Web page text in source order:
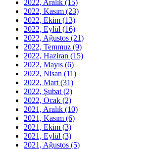
2022, Aralık (15)
2022, Kasım (23)
2022, Ekim (13)
2022, Eylül (16)
2022, Ağustos (21)
2022, Temmuz (9)
2022, Haziran (15)
2022, Mayıs (6)
2022, Nisan (11)
2022, Mart (31)
2022, Şubat (2)
2022, Ocak (2)
2021, Aralık (10)
2021, Kasım (6)
2021, Ekim (3)
2021, Eylül (3)
2021, Ağustos (5)